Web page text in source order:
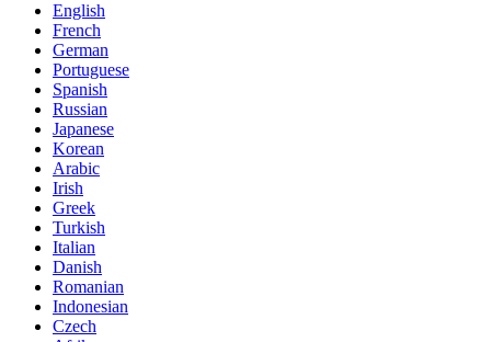
English
French
German
Portuguese
Spanish
Russian
Japanese
Korean
Arabic
Irish
Greek
Turkish
Italian
Danish
Romanian
Indonesian
Czech